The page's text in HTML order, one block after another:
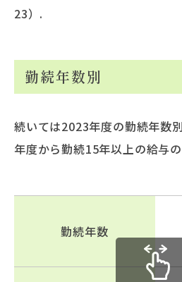
23）.
勤続年数別
続いては2023年度の勤続年数
年度から勤続15年以上の給与
勤続年数